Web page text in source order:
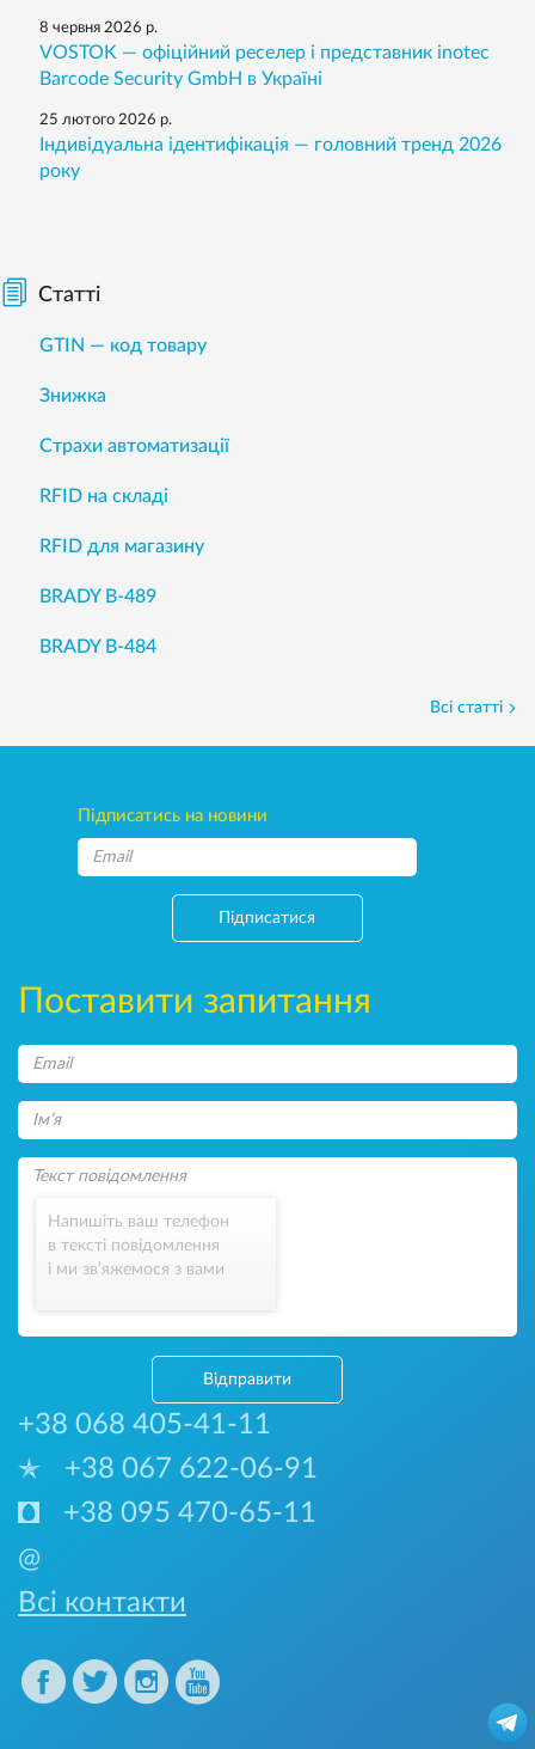
8 червня 2026 р.
VOSTOK — офіційний реселер і представник inotec
Barcode Security GmbH в Україні
25 лютого 2026 р.
Індивідуальна ідентифікація — головний тренд 2026
року
Статті
GTIN — код товару
Знижка
Страхи автоматизації
RFID на складі
RFID для магазину
BRADY B-489
BRADY B-484
Всі статті
Підписатись на новини
Підписатися
Поставити запитання
Напишіть ваш телефон
в тексті повідомлення
і ми зв’яжемося з вами
Відправити
+38 068 405-41-11
+38 067 622-06-91
+38 095 470-65-11
@
Всі контакти